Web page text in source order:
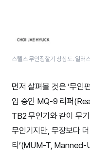
스텔스 무인정찰기 상상도. 일러
먼저 살펴볼 것은 ‘무인
입 중인 MQ-9 리퍼
TB2 무인기와 같이 무
무인기지만, 무장보다
티’(MUM-T, Manned-